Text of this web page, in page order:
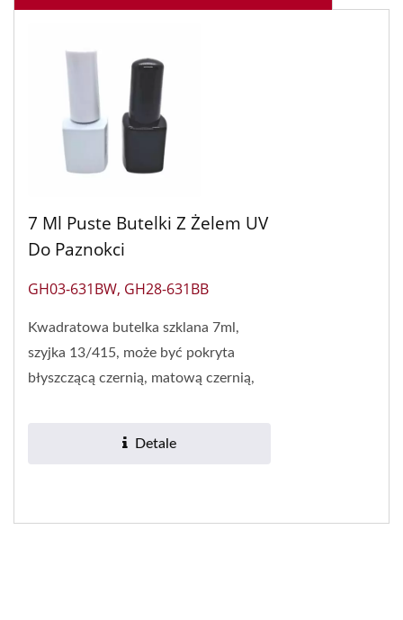
7 Ml Puste Butelki Z Żelem UV
Do Paznokci
GH03-631BW, GH28-631BB
Kwadratowa butelka szklana 7ml,
szyjka 13/415, może być pokryta
błyszczącą czernią, matową czernią,
Detale